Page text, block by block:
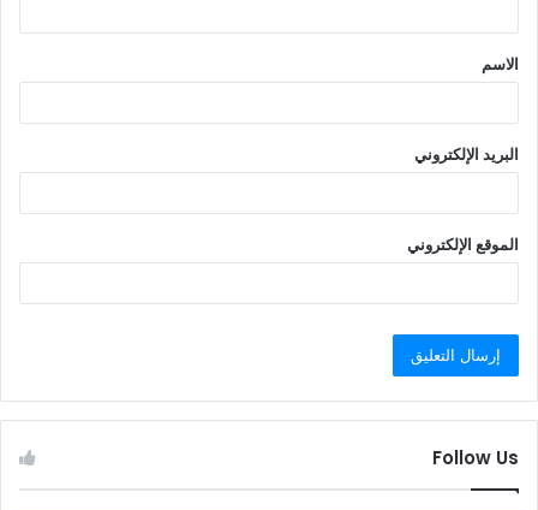
ق
*
الاسم
البريد الإلكتروني
الموقع الإلكتروني
Follow Us